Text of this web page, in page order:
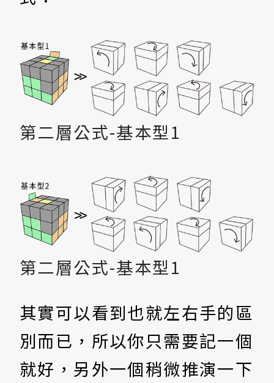
第二層公式-基本型1
第二層公式-基本型1
其實可以看到也就左右手的區
別而已，所以你只需要記一個
就好，另外一個稍微推演一下